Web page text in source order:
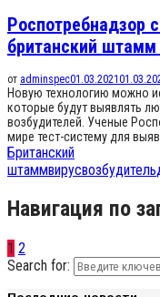
Роспотребнадзор
британский штамм
от adminspec01.03.2021
Новую технологию можно
которые будут выявлять
возбудителей. Ученые
мире тест-систему для
Британский
штаммвирусвозбудитель
Навигация по
1 2
Search for: